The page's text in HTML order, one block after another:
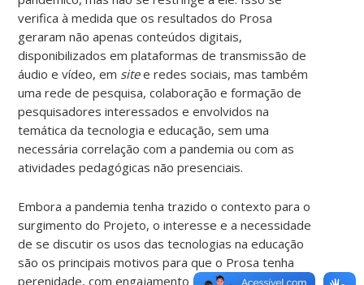
verifica à medida que os resultados do Prosa
geraram não apenas conteúdos digitais,
disponibilizados em plataformas de transmissão de
áudio e vídeo, em sitee redes sociais, mas também
uma rede de pesquisa, colaboração e formação de
pesquisadores interessados e envolvidos na
temática da tecnologia e educação, sem uma
necessária correlação com a pandemia ou com as
atividades pedagógicas não presenciais.
Embora a pandemia tenha trazido o contexto para o
surgimento do Projeto, o interesse e a necessidade
de se discutir os usos das tecnologias na educação
são os principais motivos para que o Prosa tenha
perenidade, com engajamento de novos